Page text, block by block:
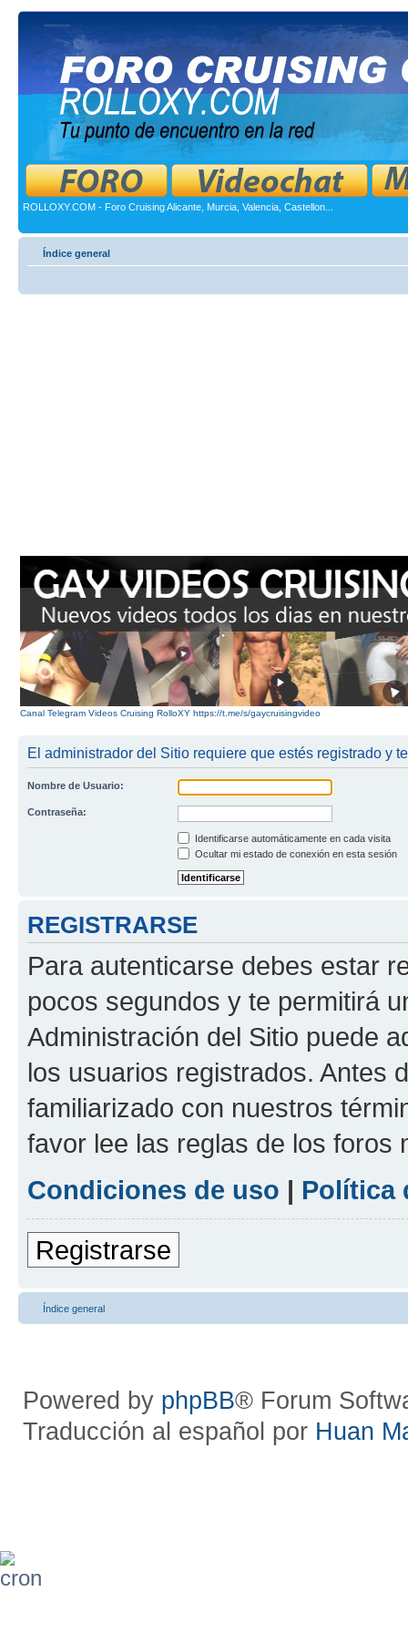
ROLLOXY.COM - Foro Cruising Alicante, Murcia, Valencia, Castellon...
Índice general
Canal Telegram Videos Cruising RolloXY https://t.me/s/gaycruisingvideo
El administrador del Sitio requiere que estés registrado y
Nombre de Usuario:
Contraseña:
Identificarse automáticamente en cada visita
Ocultar mi estado de conexión en esta sesión
REGISTRARSE
Para autenticarse debes estar
pocos segundos y te permitirá
Administración del Sitio puede
los usuarios registrados. Antes
familiarizado con nuestros
favor lee las reglas de los foros
Condiciones de uso | Política
Registrarse
Índice general
Powered by phpBB® Forum
Traducción al español por Huan